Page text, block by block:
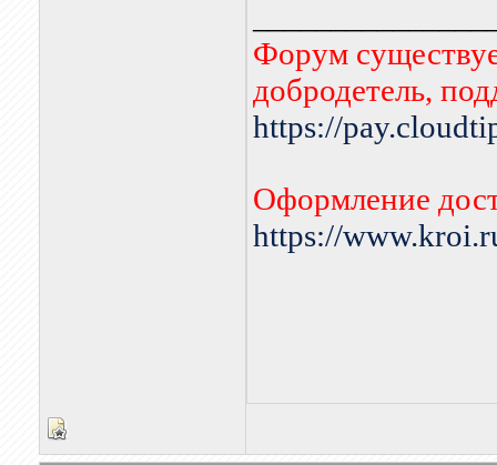
Форум
добродетель,
https://
Оформление
https://